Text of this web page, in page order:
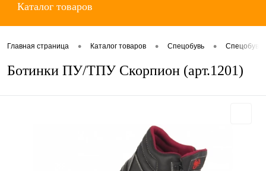
Каталог товаров
Главная страница • Каталог товаров • Спецобувь • Спецобувь
Ботинки ПУ/ТПУ Скорпион (арт.1201)